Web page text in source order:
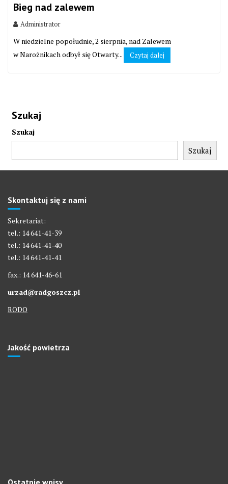
Bieg nad zalewem
Administrator
W niedzielne popołudnie, 2 sierpnia, nad Zalewem
w Narożnikach odbył się Otwarty...
Czytaj dalej
Szukaj
Szukaj
Szukaj
Skontaktuj się z nami
Sekretariat:
tel.: 14 641-41-39
tel.: 14 641-41-40
tel.: 14 641-41-41
fax.: 14 641-46-61
urzad@radgoszcz.pl
RODO
Jakość powietrza